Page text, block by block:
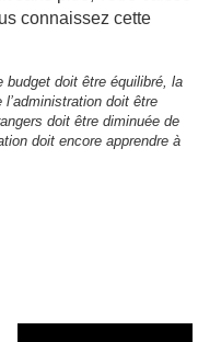
connaissez cette
doit être équilibré, la
doit être
doit être diminuée de
doit encore apprendre à